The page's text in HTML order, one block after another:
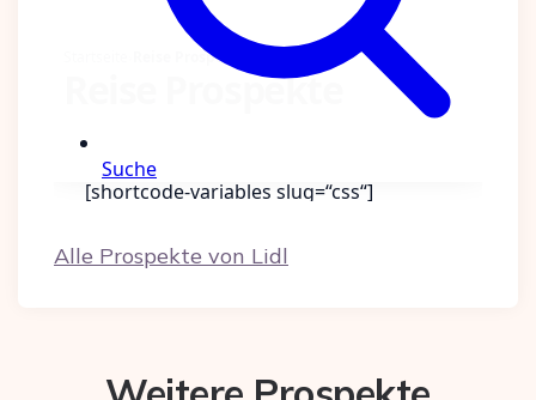
Alle Prospekte von Lidl